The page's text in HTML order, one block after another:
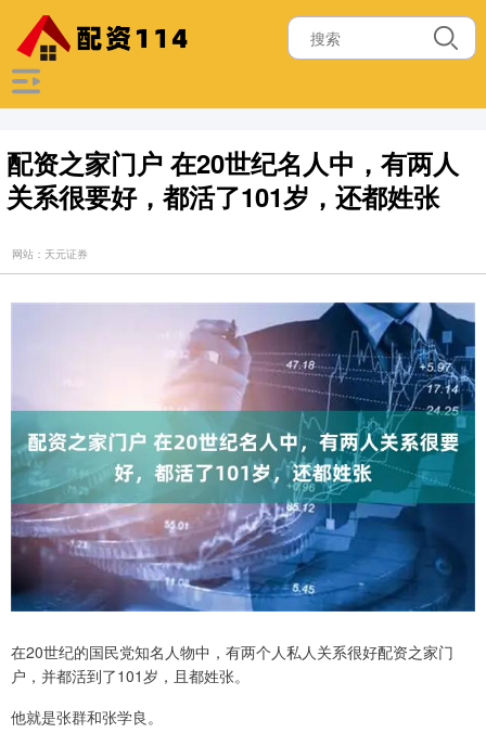
配资之家门户 在20世纪名人中，有两人
关系很要好，都活了101岁，还都姓张
网站：天元证券
在20世纪的国民党知名人物中，有两个人私人关系很好配资之家门
户，并都活到了101岁，且都姓张。
他就是张群和张学良。